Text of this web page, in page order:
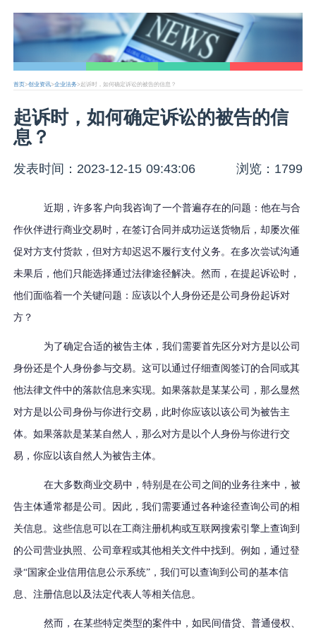
首页>创业资讯>企业法务>起诉时，如何确定诉讼的被告的信息？
起诉时，如何确定诉讼的被告的信
息？
发表时间：2023-12-15 09:43:06 浏览：1799
近期，许多客户向我咨询了一个普遍存在的问题：他在与合
作伙伴进行商业交易时，在签订合同并成功运送货物后，却屡次催
促对方支付货款，但对方却迟迟不履行支付义务。在多次尝试沟通
未果后，他们只能选择通过法律途径解决。然而，在提起诉讼时，
他们面临着一个关键问题：应该以个人身份还是公司身份起诉对
方？
为了确定合适的被告主体，我们需要首先区分对方是以公司
身份还是个人身份参与交易。这可以通过仔细查阅签订的合同或其
他法律文件中的落款信息来实现。如果落款是某某公司，那么显然
对方是以公司身份与你进行交易，此时你应该以该公司为被告主
体。如果落款是某某自然人，那么对方是以个人身份与你进行交
易，你应以该自然人为被告主体。
在大多数商业交易中，特别是在公司之间的业务往来中，被
告主体通常都是公司。因此，我们需要通过各种途径查询公司的相
关信息。这些信息可以在工商注册机构或互联网搜索引擎上查询到
的公司营业执照、公司章程或其他相关文件中找到。例如，通过登
录“国家企业信用信息公示系统”，我们可以查询到公司的基本信
息、注册信息以及法定代表人等相关信息。
然而，在某些特定类型的案件中，如民间借贷、普通侵权、